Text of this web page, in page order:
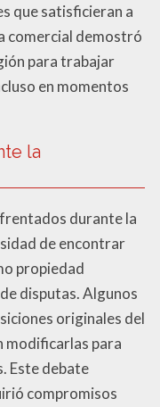
que satisficieran a
comercial demostró
para trabajar
en momentos
la
durante la
de encontrar
propiedad
disputas. Algunos
originales del
modificarlas para
Este debate
compromisos